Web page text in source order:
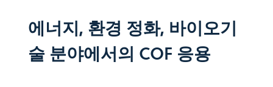
에너지, 환경 정화, 바이오기
술 분야에서의 COF 응용